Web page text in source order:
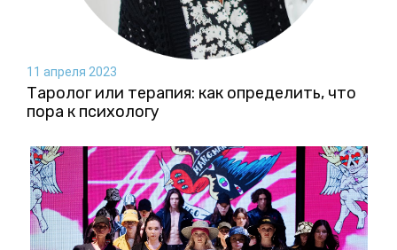
11 апреля 2023
Таролог или терапия: как определить, что
пора к психологу